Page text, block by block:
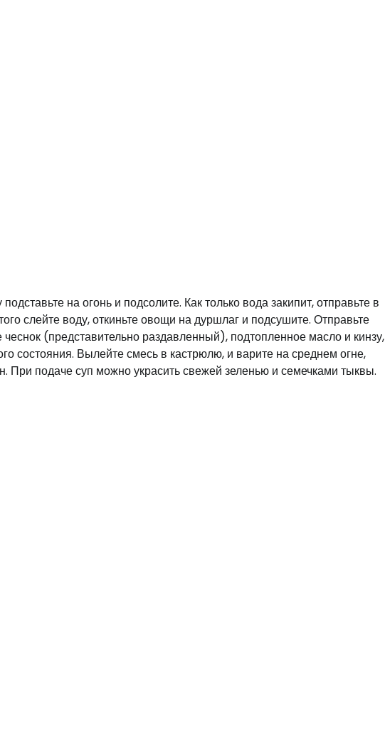
на огонь и подсолите. Как только вода закипит, отправьте в
слейте воду, откиньте овощи на дуршлаг и подсушите. Отправьте
(представительно раздавленный), подтопленное масло и кинзу,
состояния. Вылейте смесь в кастрюлю, и варите на среднем огне,
При подаче суп можно украсить свежей зеленью и семечками тыквы.